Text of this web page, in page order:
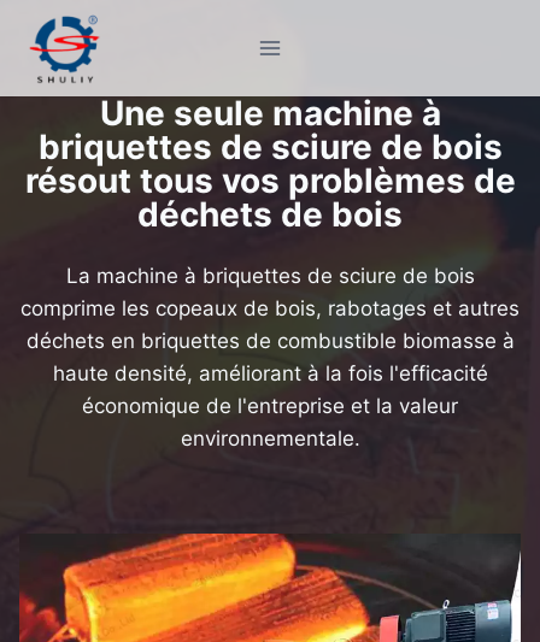
contenu
Une seule machine à
briquettes de sciure de bois
résout tous vos problèmes de
déchets de bois
La machine à briquettes de sciure de bois
comprime les copeaux de bois, rabotages et autres
déchets en briquettes de combustible biomasse à
haute densité, améliorant à la fois l'efficacité
économique de l'entreprise et la valeur
environnementale.